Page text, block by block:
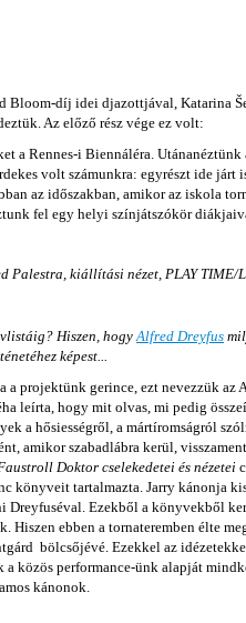
Bloom-díj idei djazottjával, Katarina
Az előző rész vége ez volt:
a Rennes-i Biennáléra.
volt számunkra: egyrészt ide járt
az időszakban, amikor az iskola
fel egy helyi színjátszókör
Palestra, kiállítási nézet, PLAY TIME/
Hiszen, hogy Alfred Dreyfus
képest...
a projektünk gerince, ezt nevezzük az
leírta, hogy mit olvas, mi pedig
a hősiességről, a mártíromságról
amikor szabadlábra kerül,
Doktor cselekedetei és nézetei
könyveit tartalmazta. Jarry kánonja
Dreyfuséval. Ezekből a könyvekből
Hiszen ebben a tornateremben élte
bölcsőjévé. Ezekkel az
a közös performance-ünk alapját
kánonok.